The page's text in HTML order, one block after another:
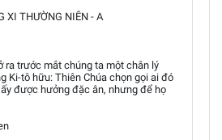
XI THƯỜNG NIÊN - A
ra trước mắt chúng ta một chân lý
Ki-tô hữu: Thiên Chúa chọn gọi ai đó
được hưởng đặc ân, nhưng để họ